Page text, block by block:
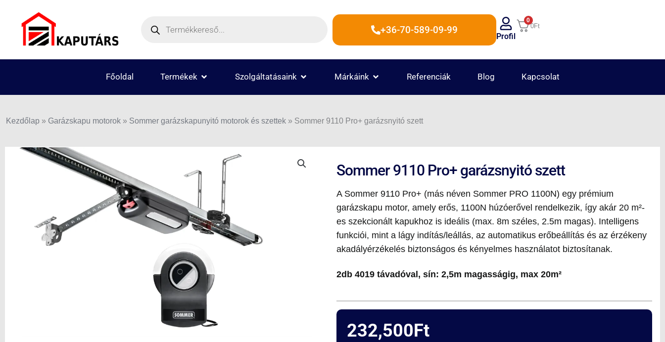
+36-70-589-09-99
Profil
0
0Ft
Főoldal Termékek OPEN TERMÉKEKSzolgáltatásaink OPEN SZOLGÁLTATÁSAINK
Márkáink OPEN MÁRKÁINK
Referenciák Blog Kapcsolat
Kezdőlap » Garázskapu motorok » Sommer garázskapunyitó motorok és szettek » Sommer 9110 Pro+ garázsnyitó szett
Sommer 9110 Pro+ garázsnyitó szett
A Sommer 9110 Pro+ (más néven Sommer PRO 1100N) egy prémium
garázskapu motor, amely erős, 1100N húzóerővel rendelkezik, így akár 20 m²-
es szekcionált kapukhoz is ideális (max. 8m széles, 2.5m magas). Intelligens
funkciói, mint a lágy indítás/leállás, az automatikus erőbeállítás és az érzékeny
akadályérzékelés biztonságos és kényelmes használatot biztosítanak.
2db 4019 távadóval, sín: 2,5m magasságig, max 20m²
232,500Ft